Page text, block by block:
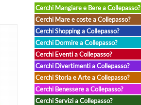
Cerchi Mangiare e Bere a Collepasso?
Cerchi Mare e coste a Collepasso?
Cerchi Shopping a Collepasso?
Cerchi Dormire a Collepasso?
Cerchi Eventi a Collepasso?
Cerchi Divertimenti a Collepasso?
Cerchi Storia e Arte a Collepasso?
Cerchi Benessere a Collepasso?
Cerchi Servizi a Collepasso?